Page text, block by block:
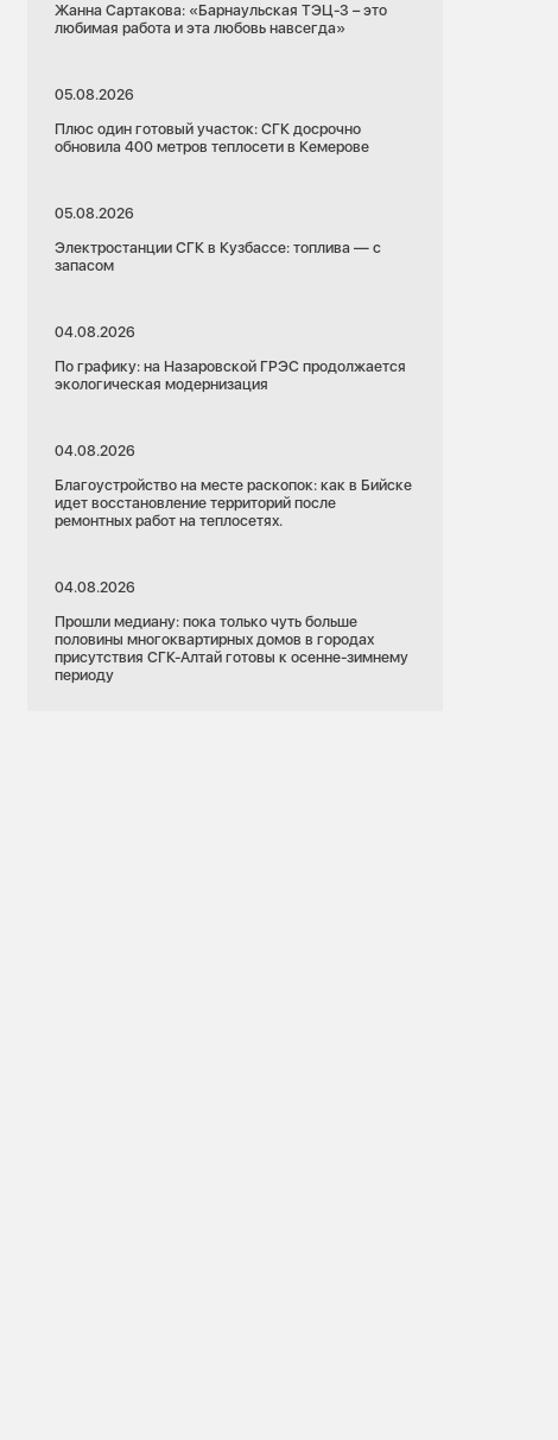
Жанна Сартакова: «Барнаульская ТЭЦ-3 – это
любимая работа и эта любовь навсегда»
05.08.2026
Плюс один готовый участок: СГК досрочно
обновила 400 метров теплосети в Кемерове
05.08.2026
Электростанции СГК в Кузбассе: топлива — с
запасом
04.08.2026
По графику: на Назаровской ГРЭС продолжается
экологическая модернизация
04.08.2026
Благоустройство на месте раскопок: как в Бийске
идет восстановление территорий после
ремонтных работ на теплосетях.
04.08.2026
Прошли медиану: пока только чуть больше
половины многоквартирных домов в городах
присутствия СГК-Алтай готовы к осенне-зимнему
периоду